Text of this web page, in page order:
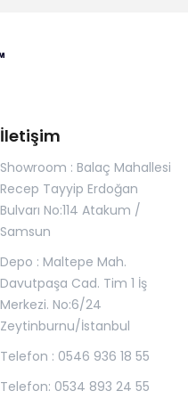
İletişim
Showroom : Balaç Mahallesi
Recep Tayyip Erdoğan
Bulvarı No:114 Atakum /
Samsun
Depo : Maltepe Mah.
Davutpaşa Cad. Tim 1 İş
Merkezi. No:6/24
Zeytinburnu/İstanbul
Telefon : 0546 936 18 55
Telefon: 0534 893 24 55